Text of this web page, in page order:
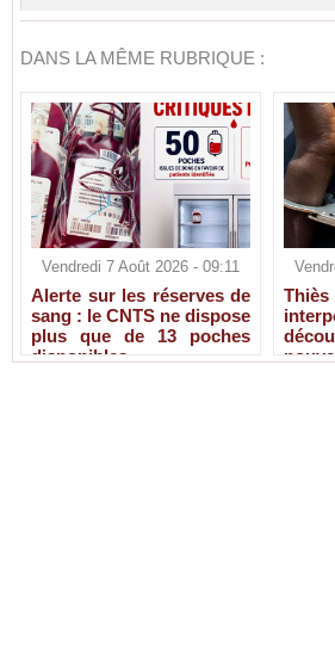
DANS LA MÊME RUBRIQUE :
Vendredi 7 Août 2026 - 09:11
Alerte sur les réserves de
sang : le CNTS ne dispose
plus que de 13 poches
disponibles